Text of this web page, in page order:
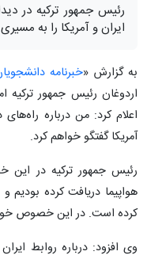
رئیس جمهور ترکیه در
ایران و آمریکا را به
به گزارش «خبرنامه
اردوغان رئیس جمهور ترکیه
اعلام کرد: من درباره
آمریکا گفتگو خواهم کرد.
هواپیما دریافت کرده
کرده است. در این خصوص
وی افزود: درباره روابط